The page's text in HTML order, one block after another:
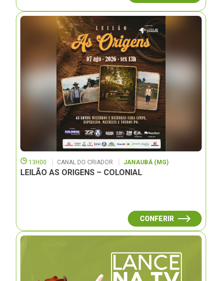
13H00 CANAL DO CRIADOR JANAUBÁ (MG)
LEILÃO AS ORIGENS – COLONIAL
CONFERIR